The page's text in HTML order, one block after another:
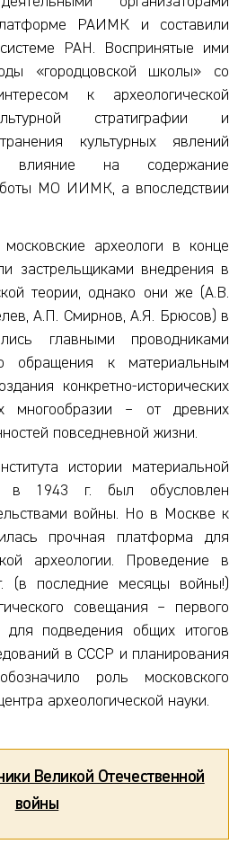
РАИМК и составили
РАН. Воспринятые ими
«городцовской школы» со
к археологической
стратиграфии и
культурных явлений
влияние на содержание
МО ИИМК, а впоследствии
московские археологи в конце
застрельщиками внедрения в
теории, однако они же (А.В.
А.П. Смирнов, А.Я. Брюсов) в
главными проводниками
обращения к материальным
конкретно-исторических
многообразии – от древних
повседневной жизни.
истории материальной
в 1943 г. был обусловлен
войны. Но в Москве к
прочная платформа для
археологии. Проведение в
(в последние месяцы войны!)
совещания – первого
для подведения общих итогов
в СССР и планирования
роль московского
археологической науки.
Великой Отечественной
войны